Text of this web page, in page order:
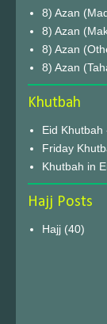
8) Azan
8) Azan
8) Azan
Khutbah
Hajj Posts
Hajj (40)